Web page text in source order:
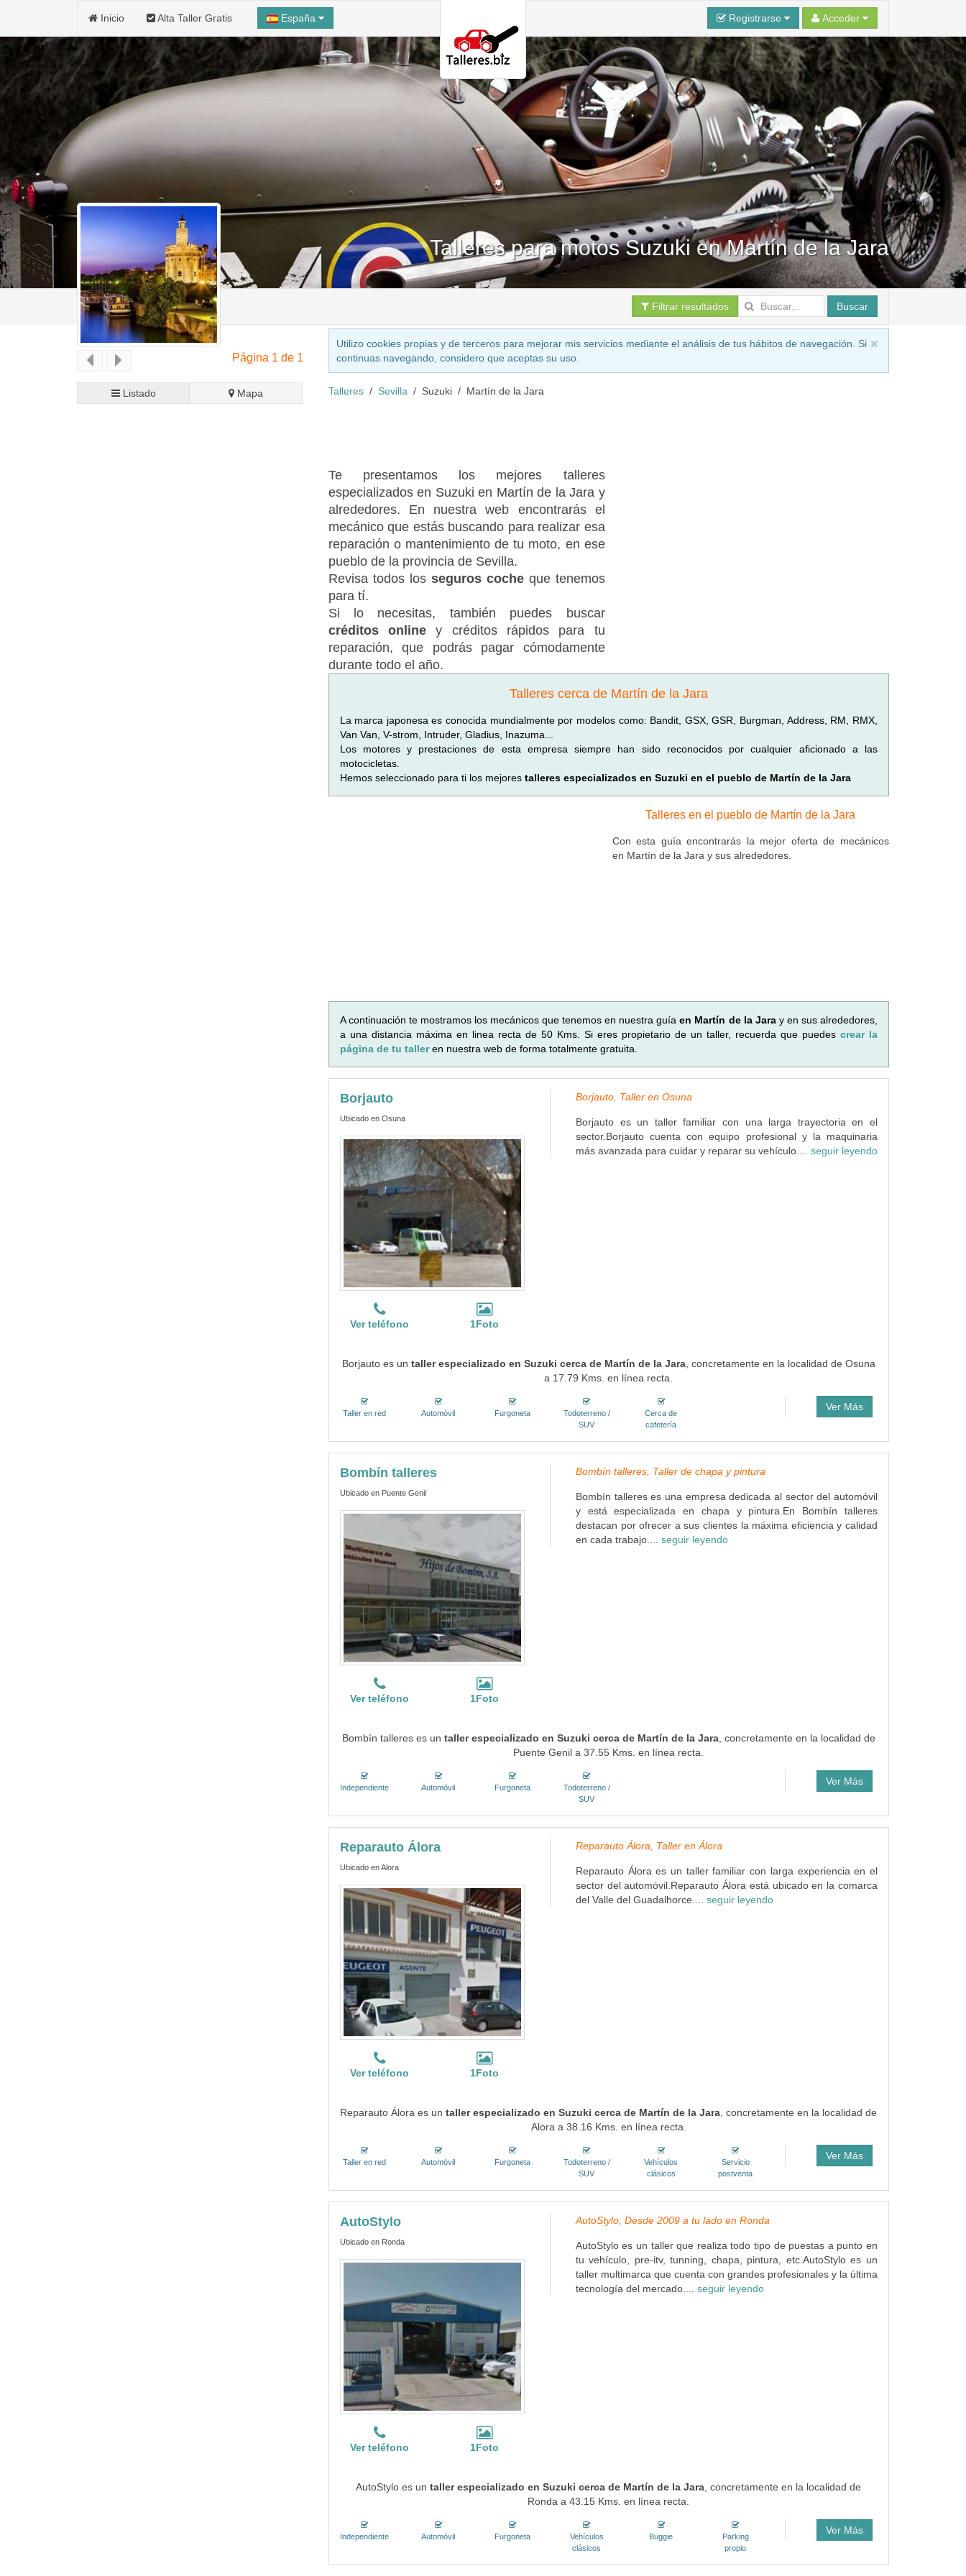
Inicio Alta Taller Gratis España Registrarse Acceder
Talleres para motos Suzuki en Martín de la Jara
Filtrar resultados Buscar
Página 1 de 1
Listado Mapa
Utilizo cookies propias y de terceros para mejorar mis servicios mediante el análisis de tus hábitos de navegación. Si
continuas navegando, considero que aceptas su uso.
Talleres Sevilla Suzuki Martín de la Jara
Te presentamos los mejores talleres
especializados en Suzuki en Martín de la Jara y
alrededores. En nuestra web encontrarás el
mecánico que estás buscando para realizar esa
reparación o mantenimiento de tu moto, en ese
pueblo de la provincia de Sevilla.
Revisa todos los seguros cocheque tenemos
para tí.
Si lo necesitas, también puedes buscar
créditos onliney créditos rápidos para tu
reparación, que podrás pagar cómodamente
durante todo el año.
Talleres cerca de Martín de la Jara
La marca japonesa es conocida mundialmente por modelos como: Bandit, GSX, GSR, Burgman, Address, RM, RMX,
Van Van, V-strom, Intruder, Gladius, Inazuma...
Los motores y prestaciones de esta empresa siempre han sido reconocidos por cualquier aficionado a las
motocicletas.
Hemos seleccionado para ti los mejores talleres especializados en Suzuki en el pueblo de Martín de la Jara
Talleres en el pueblo de Martín de la Jara
Con esta guía encontrarás la mejor oferta de mecánicos
en Martín de la Jara y sus alrededores.
A continuación te mostramos los mecánicos que tenemos en nuestra guíaen Martín de la Jaray en sus alrededores,
a una distancia máxima en linea recta de 50 Kms. Si eres propietario de un taller, recuerda que puedes crear la
página de tu talleren nuestra web de forma totalmente gratuita.
Borjauto
Ubicado en Osuna
Ver teléfono 1Foto
Borjauto, Taller en Osuna
Borjauto es un taller familiar con una larga trayectoria en el
sector.Borjauto cuenta con equipo profesional y la maquinaria
más avanzada para cuidar y reparar su vehículo.... seguir leyendo
Borjauto es un taller especializado en Suzuki cerca de Martín de la Jara, concretamente en la localidad de Osuna
a 17.79 Kms. en línea recta.
Taller en red Automóvil Furgoneta
Todoterreno /
SUV
Cerca de
cafetería
Ver Más
Bombín talleres
Ubicado en Puente Genil
Ver teléfono 1Foto
Bombín talleres, Taller de chapa y pintura
Bombín talleres es una empresa dedicada al sector del automóvil
y está especializada en chapa y pintura.En Bombín talleres
destacan por ofrecer a sus clientes la máxima eficiencia y calidad
en cada trabajo.... seguir leyendo
Bombín talleres es un taller especializado en Suzuki cerca de Martín de la Jara, concretamente en la localidad de
Puente Genil a 37.55 Kms. en línea recta.
Independiente Automóvil Furgoneta
Todoterreno /
SUV
Ver Más
Reparauto Álora
Ubicado en Alora
Ver teléfono 1Foto
Reparauto Álora, Taller en Álora
Reparauto Álora es un taller familiar con larga experiencia en el
sector del automóvil.Reparauto Álora está ubicado en la comarca
del Valle del Guadalhorce.... seguir leyendo
Reparauto Álora es untaller especializado en Suzuki cerca de Martín de la Jara , concretamente en la localidad de
Alora a 38.16 Kms. en línea recta.
Taller en red Automóvil Furgoneta
Todoterreno /
SUV
Vehículos
clásicos
Servicio
postventa
Ver Más
AutoStylo
Ubicado en Ronda
Ver teléfono 1Foto
AutoStylo, Desde 2009 a tu lado en Ronda
AutoStylo es un taller que realiza todo tipo de puestas a punto en
tu vehículo, pre-itv, tunning, chapa, pintura, etc.AutoStylo es un
taller multimarca que cuenta con grandes profesionales y la última
tecnología del mercado.... seguir leyendo
AutoStylo es untaller especializado en Suzuki cerca de Martín de la Jara , concretamente en la localidad de
Ronda a 43.15 Kms. en línea recta.
Independiente Automóvil Furgoneta
Vehículos
clásicos
Buggie
Parking
propio
Ver Más